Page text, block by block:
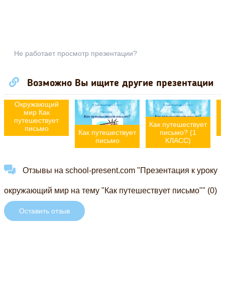
Не работает просмотр презентации?
Возможно Вы ищите другие презентации
Окружающий
мир Как
путешествует
письмо
Как путешествует
письмо
Как путешествует
письмо? (1
КЛАСС)
Отзывы на school-present.com "Презентация к уроку
окружающий мир на тему "Как путешествует письмо"" (0)
Оставить отзыв